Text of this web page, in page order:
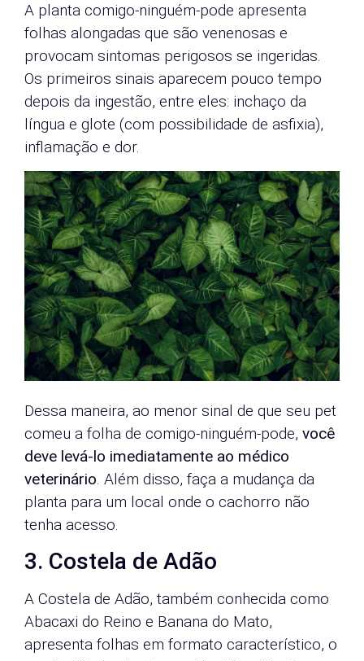
A planta comigo-ninguém-pode apresenta
folhas alongadas que são venenosas e
provocam sintomas perigosos se ingeridas.
Os primeiros sinais aparecem pouco tempo
depois da ingestão, entre eles: inchaço da
língua e glote (com possibilidade de asfixia),
inflamação e dor.
Dessa maneira, ao menor sinal de que seu pet
comeu a folha de comigo-ninguém-pode, você
deve levá-lo imediatamente ao médico
veterinário. Além disso, faça a mudança da
planta para um local onde o cachorro não
tenha acesso.
3. Costela de Adão
A Costela de Adão, também conhecida como
Abacaxi do Reino e Banana do Mato,
apresenta folhas em formato característico, o